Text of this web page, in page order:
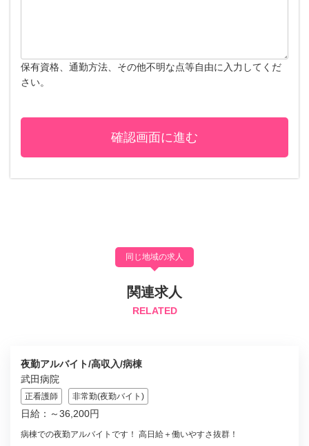
保有資格、通勤方法、その他不明な点等自由に入力してくだ
さい。
同じ地域の求人
関連求人
RELATED
夜勤アルバイト/高収入/病棟
武田病院
正看護師 非常勤(夜勤バイト)
日給：～36,200円
病棟での夜勤アルバイトです！ 高日給＋働いやすさ抜群！